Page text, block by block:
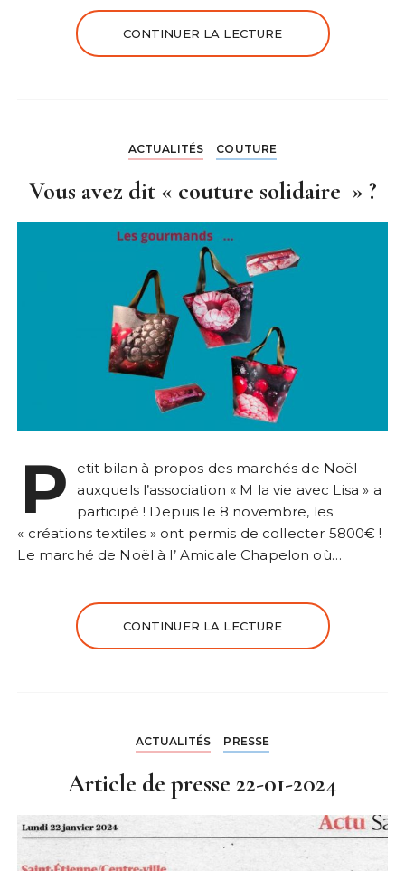
CONTINUER LA LECTURE
ACTUALITÉS COUTURE
Vous avez dit « couture solidaire » ?
P
etit bilan à propos des marchés de Noël
auxquels l’association « M la vie avec Lisa » a
participé ! Depuis le 8 novembre, les
« créations textiles » ont permis de collecter 5800€ !
Le marché de Noël à l’ Amicale Chapelon où…
CONTINUER LA LECTURE
ACTUALITÉS PRESSE
Article de presse 22-01-2024